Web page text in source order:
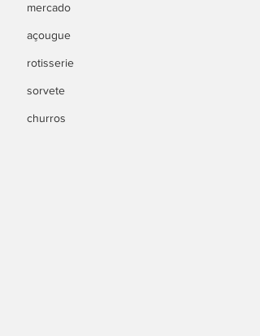
mercado
açougue
rotisserie
sorvete
churros